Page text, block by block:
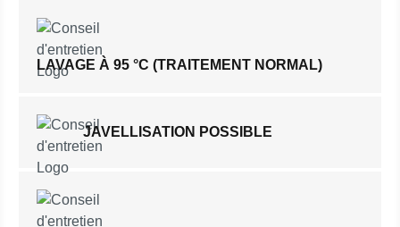
LAVAGE À 95 °C (TRAITEMENT NORMAL)
JAVELLISATION POSSIBLE